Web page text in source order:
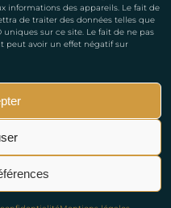
informations des appareils. Le fait de
de traiter des données telles que
sur ce site. Le fait de ne pas
peut avoir un effet négatif sur
right Reserved